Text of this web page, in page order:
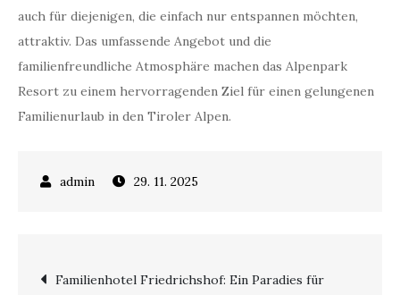
auch für diejenigen, die einfach nur entspannen möchten,
attraktiv. Das umfassende Angebot und die
familienfreundliche Atmosphäre machen das Alpenpark
Resort zu einem hervorragenden Ziel für einen gelungenen
Familienurlaub in den Tiroler Alpen.
29. 11. 2025
Beitragsnavigation
Familienhotel Friedrichshof: Ein Paradies für